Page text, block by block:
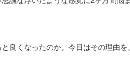
良くなったのか。今日はその理由